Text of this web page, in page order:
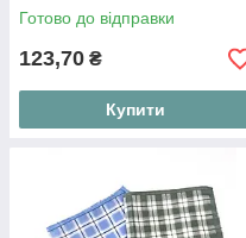
Готово до відправки
123,70 ₴
Купити